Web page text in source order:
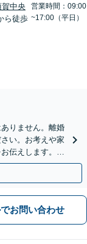
賀中央
ら徒歩
営業時間：09:00
~17:00（平日）
りません。離婚
い。お考えや家
伝えします。不
。
お問い合わせ